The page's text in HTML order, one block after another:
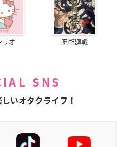
リオ 呪術廻戦
SNS
いオタクライフ！